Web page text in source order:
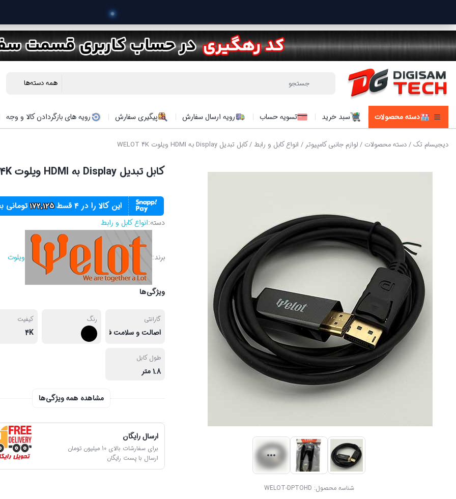
دسته محصولات سبد خرید تسویه حساب رویه ارسال سفارش پیگیری سفارش رویه های بازگردادن کالا و وجه
دیجیسام تک/دسته محصولات /لوازم جانبی کامپیوتر / انواع کابل و رابط/ کابل تبدیل Display به HDMI ویلوت WELOT 4K
شناسه محصول: WELOT-DPTOHD
کابل تبدیل Display به HDMI ویلوت WELOT 4K
این کالا را در ۴ قسط 172,125تومانی
دسته:انواع کابل و رابط
برند: ویلوت
ویژگی‌ها
گارانتی
اصالت و سلامت فیزیکی کالا
رنگ کیفیت
4K
طول کابل
1.8 متر
مشاهده همه ویژگی‌ها
ارسال رایگان
برای سفارشات بالای 10 میلیون تومان
ارسال با پست رایگان
خرید محصولات